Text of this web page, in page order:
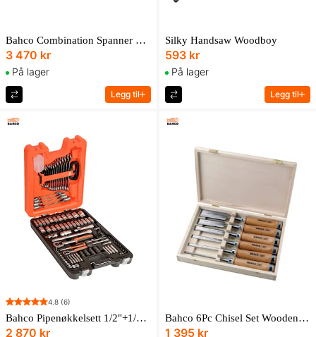
Bahco Combination Spanner Set 6-32Mm 111M/26T
3 470 kr
På lager
Legg til
Silky Handsaw Woodboy
593 kr
På lager
Legg til
4.8 (6)
Bahco Pipenøkkelsett 1/2"+1/4" S87+7
2 870 kr
Bahco 6Pc Chisel Set Wooden Handles 425-083
1 395 kr